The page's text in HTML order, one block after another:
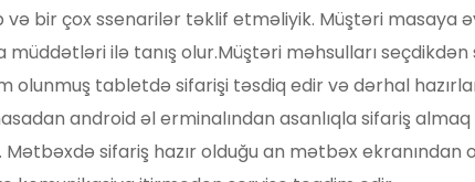
bir çox ssenarilər təklif etməliyik. Müştəri masaya
müddətləri ilə tanış olur.Müştəri məhsulları
olunmuş tabletdə sifarişi təsdiq edir və dərhal
android əl erminalından asanlıqla sifariş
sifariş hazır olduğu an mətbəx ekranından